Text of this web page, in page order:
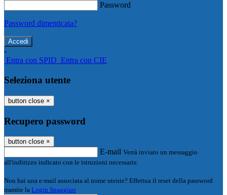
Password
Password dimenticata?
-
Entra con SPID Entra con CIE
Seleziona utente
button close ×
Recupero password
button close ×
E-mail Verrà inviato un messaggio
all'indirizzo indicato con le istruzioni necessarie.
Non hai una e-mail associata al nome utente? Effettua il reset della password
tramite la Login Spaggiari